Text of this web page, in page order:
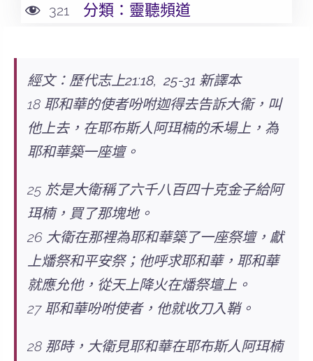
321 分類： 靈聽頻道
經文：歷代志上21:18, 25-31 新譯本
18 耶和華的使者吩咐迦得去告訴大衞，叫
他上去，在耶布斯人阿珥楠的禾場上，為
耶和華築一座壇。
25 於是大衛稱了六千八百四十克金子給阿
珥楠，買了那塊地。
26 大衛在那裡為耶和華築了一座祭壇，獻
上燔祭和平安祭；他呼求耶和華，耶和華
就應允他，從天上降火在燔祭壇上。
27 耶和華吩咐使者，他就收刀入鞘。
28 那時，大衛見耶和華在耶布斯人阿珥楠